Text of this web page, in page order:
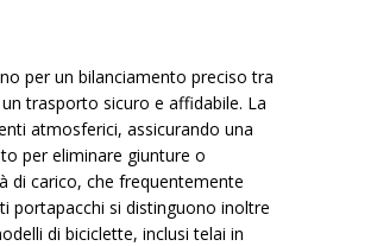
per un bilanciamento preciso tra
trasporto sicuro e affidabile. La
atmosferici, assicurando una
per eliminare giunture o
di carico, che frequentemente
portapacchi si distinguono inoltre
di biciclette, inclusi telai in